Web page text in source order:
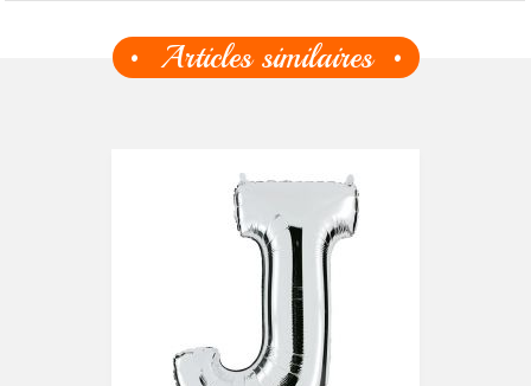
Articles similaires